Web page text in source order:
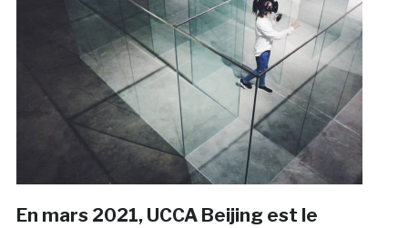
En mars 2021, UCCA Beijing est le